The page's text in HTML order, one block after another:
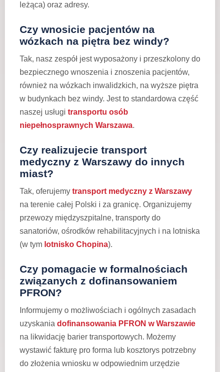
leżąca) oraz adresy.
Czy wnosicie pacjentów na
wózkach na piętra bez windy?
Tak, nasz zespół jest wyposażony i przeszkolony do
bezpiecznego wnoszenia i znoszenia pacjentów,
również na wózkach inwalidzkich, na wyższe piętra
w budynkach bez windy. Jest to standardowa część
naszej usługi transportu osób
niepełnosprawnych Warszawa.
Czy realizujecie transport
medyczny z Warszawy do innych
miast?
Tak, oferujemy transport medyczny z Warszawy
na terenie całej Polski i za granicę. Organizujemy
przewozy międzyszpitalne, transporty do
sanatoriów, ośrodków rehabilitacyjnych i na lotniska
(w tym lotnisko Chopina).
Czy pomagacie w formalnościach
związanych z dofinansowaniem
PFRON?
Informujemy o możliwościach i ogólnych zasadach
uzyskania dofinansowania PFRON w Warszawie
na likwidację barier transportowych. Możemy
wystawić fakturę pro forma lub kosztorys potrzebny
do złożenia wniosku w odpowiednim urzędzie